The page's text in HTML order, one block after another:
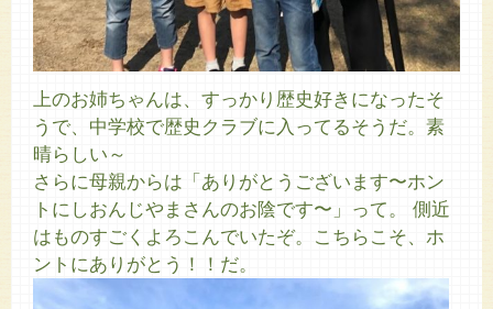
上のお姉ちゃんは、すっかり歴史好きになったそ
うで、中学校で歴史クラブに入ってるそうだ。素
晴らしい～
さらに母親からは「ありがとうございます〜ホン
トにしおんじやまさんのお陰です〜」って。 側近
はものすごくよろこんでいたぞ。こちらこそ、ホ
ントにありがとう！！だ。